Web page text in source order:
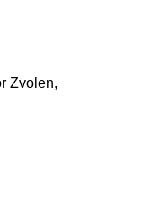
Zvolen,